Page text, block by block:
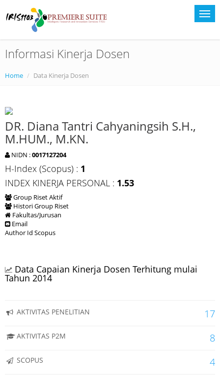
Informasi Kinerja Dosen
Home Data Kinerja Dosen
DR. Diana Tantri Cahyaningsih S.H.,
M.HUM., M.KN.
NIDN :0017127204
H-Index (Scopus) : 1
INDEX KINERJA PERSONAL : 1.53
Group Riset Aktif
Histori Group Riset
Fakultas/Jurusan
Email
Author Id Scopus
Data Capaian Kinerja Dosen Terhitung mulai
Tahun 2014
AKTIVITAS PENELITIAN 17
AKTIVITAS P2M 8
SCOPUS 4